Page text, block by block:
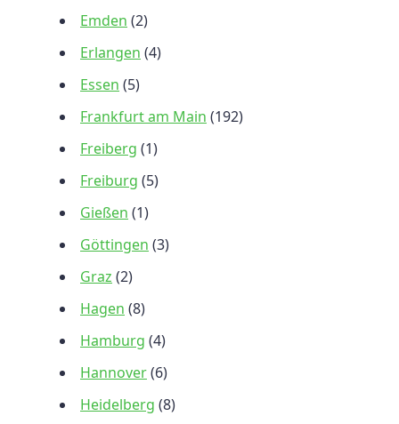
Emden (2)
Erlangen (4)
Essen (5)
Frankfurt am Main (192)
Freiberg (1)
Freiburg (5)
Gießen (1)
Göttingen (3)
Graz (2)
Hagen (8)
Hamburg (4)
Hannover(6)
Heidelberg (8)